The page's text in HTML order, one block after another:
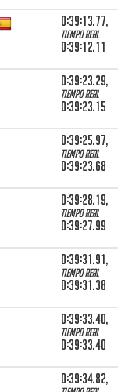
0:39:13.77,
Tiempo real
0:39:12.11
0:39:23.29,
Tiempo real
0:39:23.15
0:39:25.97,
Tiempo real
0:39:23.68
0:39:28.19,
Tiempo real
0:39:27.99
0:39:31.91,
Tiempo real
0:39:31.38
0:39:33.40,
Tiempo real
0:39:33.40
0:39:34.82,